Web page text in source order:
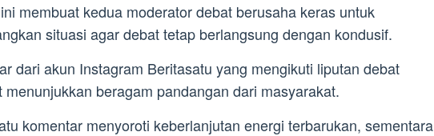
membuat kedua moderator debat berusaha keras untuk
situasi agar debat tetap berlangsung dengan kondusif.
dari akun Instagram Beritasatu yang mengikuti liputan debat
menunjukkan beragam pandangan dari masyarakat.
komentar menyoroti keberlanjutan energi terbarukan, sementara